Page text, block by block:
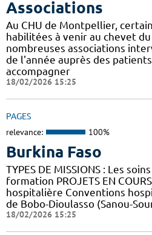
Associations
Au CHU de Montpellier,
habilitées à venir au chevet
nombreuses associations
de l'année auprès des
accompagner
18/02/2026 15:25
PAGES
relevance: 100%
Burkina Faso
TYPES DE MISSIONS : Les
formation PROJETS EN
hospitalière Conventions
de Bobo-Dioulasso (Sanou-
18/02/2026 15:25